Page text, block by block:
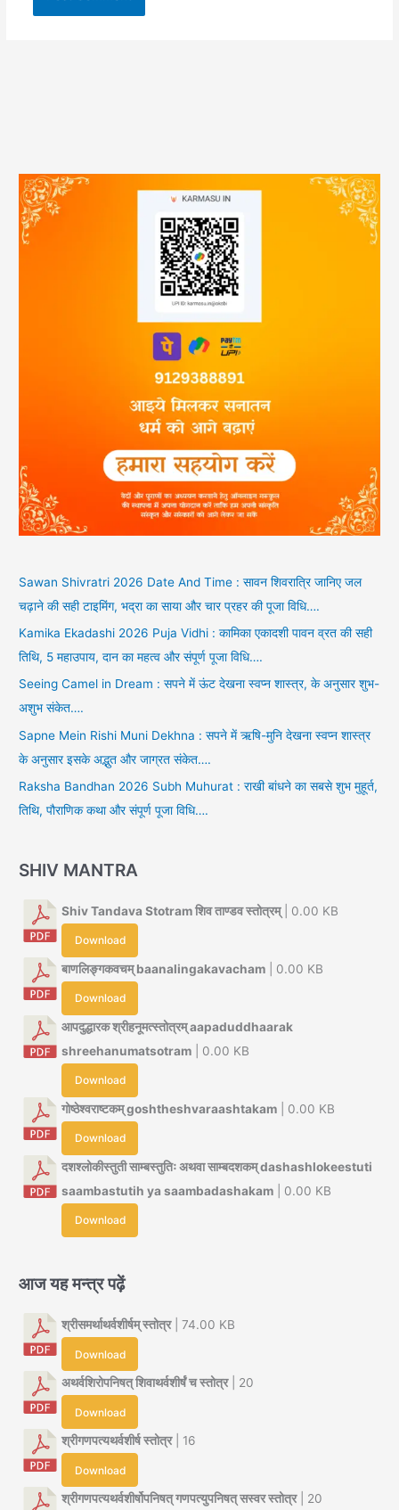
Sawan Shivratri 2026 Date And Time : सावन शिवरात्रि जानिए जल
चढ़ाने की सही टाइमिंग, भद्रा का साया और चार प्रहर की पूजा विधि….
Kamika Ekadashi 2026 Puja Vidhi : कामिका एकादशी पावन व्रत की सही
तिथि, 5 महाउपाय, दान का महत्व और संपूर्ण पूजा विधि….
Seeing Camel in Dream : सपने में ऊंट देखना स्वप्न शास्त्र, के अनुसार शुभ-
अशुभ संकेत….
Sapne Mein Rishi Muni Dekhna : सपने में ऋषि-मुनि देखना स्वप्न शास्त्र
के अनुसार इसके अद्भुत और जाग्रत संकेत….
Raksha Bandhan 2026 Subh Muhurat : राखी बांधने का सबसे शुभ मुहूर्त,
तिथि, पौराणिक कथा और संपूर्ण पूजा विधि….
SHIV MANTRA
Shiv Tandava Stotram शिव ताण्डव स्तोत्रम्| 0.00 KB
Download
बाणलिङ्गकवचम् baanalingakavacham | 0.00 KB
Download
आपदुद्धारक श्रीहनूमत्स्तोत्रम् aapaduddhaarak
shreehanumatsotram | 0.00 KB
Download
गोष्ठेश्वराष्टकम् goshtheshvaraashtakam | 0.00 KB
Download
दशश्लोकीस्तुती साम्बस्तुतिः अथवा साम्बदशकम् dashashlokeestuti
saambastutih ya saambadashakam | 0.00 KB
Download
आज यह मन्त्र पढ़ें
श्रीसमर्थाथर्वशीर्षम् स्तोत्र| 74.00 KB
Download
अथर्वशिरोपनिषत् शिवाथर्वशीर्षं च स्तोत्र| 20
Download
श्रीगणपत्यथर्वशीर्ष स्तोत्र| 16
Download
श्रीगणपत्यथर्वशीर्षोपनिषत् गणपत्युपनिषत् सस्वर स्तोत्र| 20